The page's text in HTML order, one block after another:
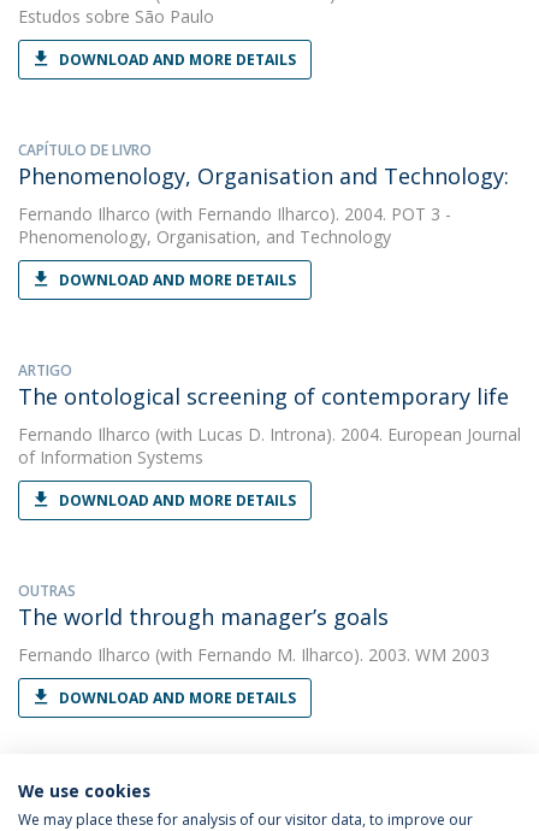
Estudos sobre São Paulo
DOWNLOAD AND MORE DETAILS
CAPÍTULO DE LIVRO
Phenomenology, Organisation and Technology:
Fernando Ilharco (with Fernando Ilharco). 2004. POT 3 -
Phenomenology, Organisation, and Technology
DOWNLOAD AND MORE DETAILS
ARTIGO
The ontological screening of contemporary life
Fernando Ilharco (with Lucas D. Introna). 2004. European Journal
of Information Systems
DOWNLOAD AND MORE DETAILS
OUTRAS
The world through manager’s goals
Fernando Ilharco (with Fernando M. Ilharco). 2003. WM 2003
DOWNLOAD AND MORE DETAILS
We use cookies
We may place these for analysis of our visitor data, to improve our